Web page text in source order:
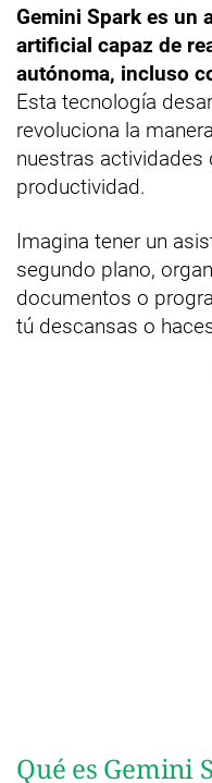
Gemini Spark es un
artificial capaz de
autónoma, incluso
Esta tecnología
revoluciona la
nuestras actividades
productividad.
Imagina tener un
segundo plano,
documentos o
tú descansas o
Qué es Gemini